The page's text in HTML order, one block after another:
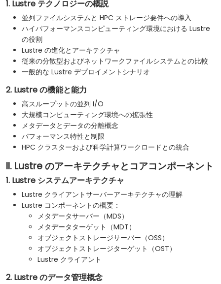
1. Lustre テクノロジーの概説
並列ファイルシステムと HPC ストレージ要件への導入
ハイパフォーマンスコンピューティング環境における Lustre
の役割
Lustre の進化とアーキテクチャ
従来の分散型およびネットワークファイルシステムとの比較
一般的な Lustre デプロイメントシナリオ
2. Lustre の機能と能力
高スループットの並列 I/O
大規模コンピューティング環境への拡張性
メタデータとデータの分離概念
パフォーマンス特性と制限
HPC クラスターおよび科学計算ワークロードとの統合
II. Lustre のアーキテクチャとコアコンポーネント
1. Lustre システムアーキテクチャ
Lustre クライアントサーバーアーキテクチャの理解
Lustre コンポーネントの概要：
メタデータサーバー（MDS）
メタデータターゲット（MDT）
オブジェクトストレージサーバー（OSS）
オブジェクトストレージターゲット（OST）
Lustre クライアント
2. Lustre のデータ管理概念